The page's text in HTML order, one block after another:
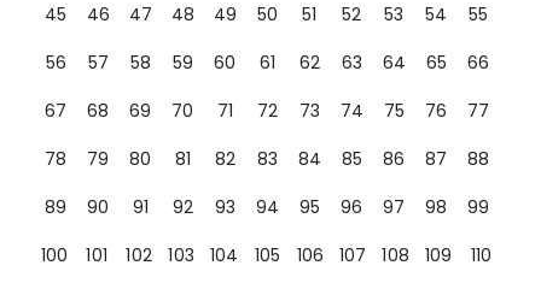
45
46 47 48 49 50 51 52 53 54
55
56
57 58 59 60 61 62 63 64 65
66
67
68 69 70 71 72 73 74 75 76
77
78
79 80 81 82 83 84 85 86 87
88
89
90 91 92 93 94 95 96 97 98
99
100
101 102 103 104 105 106 107 108 109
110